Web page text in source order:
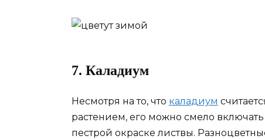
7. Каладиум
Несмотря на то, что каладиум
растением, его можно смело
пестрой окраске листвы.